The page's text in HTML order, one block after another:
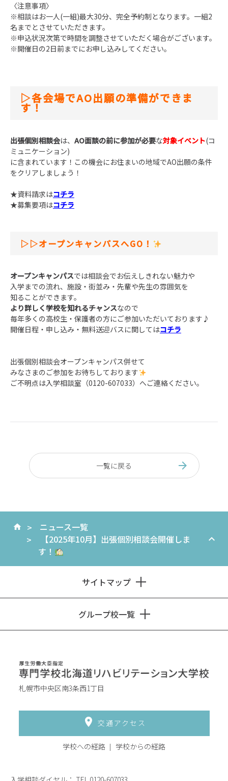
〈注意事項〉
※相談はお一人(一組)最大30分、完全予約制となります。一組2
名までとさせていただきます。
※申込状況次第で時間を調整させていただく場合がございます。
※開催日の2日前までにお申し込みしてください。
▷各会場でAO出願の準備ができま
す！
出張個別相談会は、 AO面談の前に参加が必要な対象イベント(コ
ミュニケーション)
に含まれています！ この機会にお住まいの地域でAO出願の条件
をクリアしましょう！
★資料請求はコチラ
★募集要項はコチラ
▷▷オープンキャンパスへGO！
オープンキャンパスでは相談会でお伝えしきれない魅力や
入学までの流れ、施設・街並み・先輩や先生の雰囲気を
知ることができます。
より詳しく学校を知れるチャンスなので
毎年多くの高校生・保護者の方にご参加いただいております♪
開催日程・申し込み・無料送迎バスに関してはコチラ
出張個別相談会オープンキャンパス併せて
みなさまのご参加をお待ちしております
ご不明点は入学相談室（0120-607033）へご連絡ください。
一覧に戻る
ニュース一覧
【2025年10月】出張個別相談会開催しま
す！
サイトマップ
グループ校一覧
札幌市中央区南3条西1丁目
交通アクセス
学校への経路 学校からの経路